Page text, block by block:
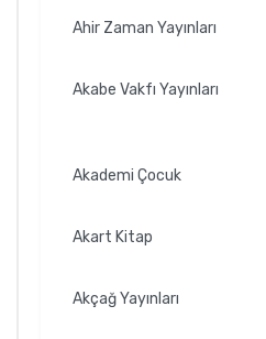
Ahir Zaman Yayınları
Akabe Vakfı Yayınları
Akademi Çocuk
Akart Kitap
Akçağ Yayınları